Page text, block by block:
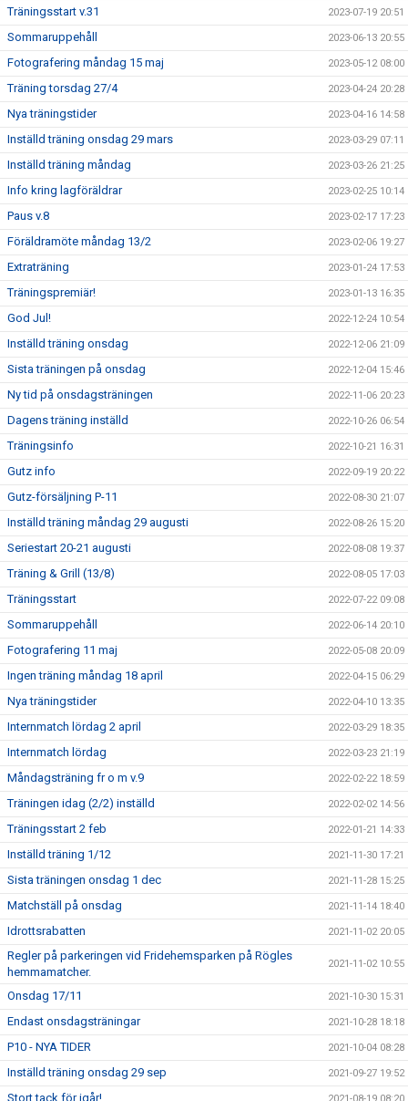
Träningsstart v.31 2023-07-19 20:51
Sommaruppehåll 2023-06-13 20:55
Fotografering måndag 15 maj 2023-05-12 08:00
Träning torsdag 27/4 2023-04-24 20:28
Nya träningstider 2023-04-16 14:58
Inställd träning onsdag 29 mars 2023-03-29 07:11
Inställd träning måndag 2023-03-26 21:25
Info kring lagföräldrar 2023-02-25 10:14
Paus v.8 2023-02-17 17:23
Föräldramöte måndag 13/2 2023-02-06 19:27
Extraträning 2023-01-24 17:53
Träningspremiär! 2023-01-13 16:35
God Jul! 2022-12-24 10:54
Inställd träning onsdag 2022-12-06 21:09
Sista träningen på onsdag 2022-12-04 15:46
Ny tid på onsdagsträningen 2022-11-06 20:23
Dagens träning inställd 2022-10-26 06:54
Träningsinfo 2022-10-21 16:31
Gutz info 2022-09-19 20:22
Gutz-försäljning P-11 2022-08-30 21:07
Inställd träning måndag 29 augusti 2022-08-26 15:20
Seriestart 20-21 augusti 2022-08-08 19:37
Träning & Grill (13/8) 2022-08-05 17:03
Träningsstart 2022-07-22 09:08
Sommaruppehåll 2022-06-14 20:10
Fotografering 11 maj 2022-05-08 20:09
Ingen träning måndag 18 april 2022-04-15 06:29
Nya träningstider 2022-04-10 13:35
Internmatch lördag 2 april 2022-03-29 18:35
Internmatch lördag 2022-03-23 21:19
Måndagsträning fr o m v.9 2022-02-22 18:59
Träningen idag (2/2) inställd 2022-02-02 14:56
Träningsstart 2 feb 2022-01-21 14:33
Inställd träning 1/12 2021-11-30 17:21
Sista träningen onsdag 1 dec 2021-11-28 15:25
Matchställ på onsdag 2021-11-14 18:40
Idrottsrabatten 2021-11-02 20:05
Regler på parkeringen vid Fridehemsparken på Rögles
hemmamatcher.
2021-11-02 10:55
Onsdag 17/11 2021-10-30 15:31
Endast onsdagsträningar 2021-10-28 18:18
P10 - NYA TIDER 2021-10-04 08:28
Inställd träning onsdag 29 sep 2021-09-27 19:52
Stort tack för igår!